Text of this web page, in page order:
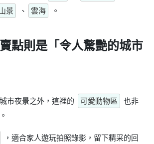
景 、 雲海 。
點則是「令人驚艷的城市
市夜景之外，這裡的 可愛動物區
也非
，適合家人遊玩拍照錄影，留下精采的回